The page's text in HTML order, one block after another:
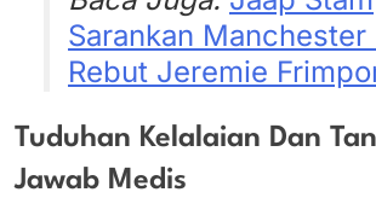
Sarankan Manchester
Rebut Jeremie
Tuduhan Kelalaian Dan
Jawab Medis